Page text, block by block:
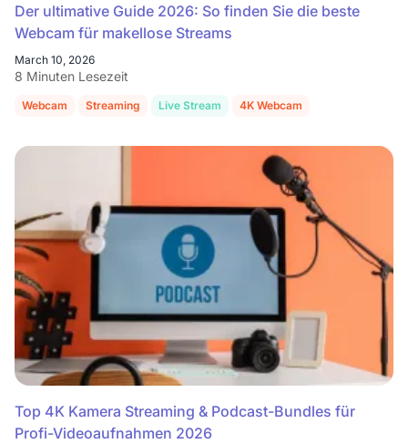
Der ultimative Guide 2026: So finden Sie die beste
Webcam für makellose Streams
March 10, 2026
8 Minuten Lesezeit
Webcam Streaming Live Stream 4K Webcam
Top 4K Kamera Streaming & Podcast-Bundles für
Profi-Videoaufnahmen 2026